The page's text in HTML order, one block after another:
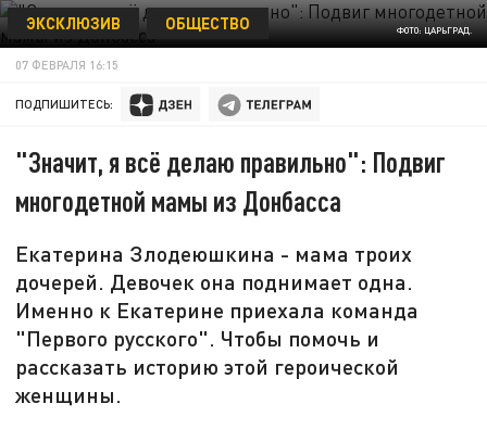
ФОТО: ЦАРЬГРАД.
ЭКСКЛЮЗИВ ОБЩЕСТВО
07 ФЕВРАЛЯ 16:15
ПОДПИШИТЕСЬ:
"Значит, я всё делаю правильно": Подвиг
многодетной мамы из Донбасса
Екатерина Злодеюшкина - мама троих
дочерей. Девочек она поднимает одна.
Именно к Екатерине приехала команда
"Первого русского". Чтобы помочь и
рассказать историю этой героической
женщины.